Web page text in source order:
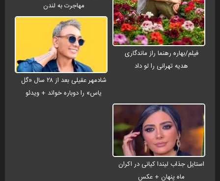
فیلم/بهاره رهنما راز ماندگاری
هدیه تهرانی را لو داد
مهاجرت به لندن
شادمهر عقیلی بعد از ۲۸ سال «گل
یاس» را دوباره خواند + ویدئو
استایل جذاب لیندا کیانی در اکران
ماه پنهان + عکس